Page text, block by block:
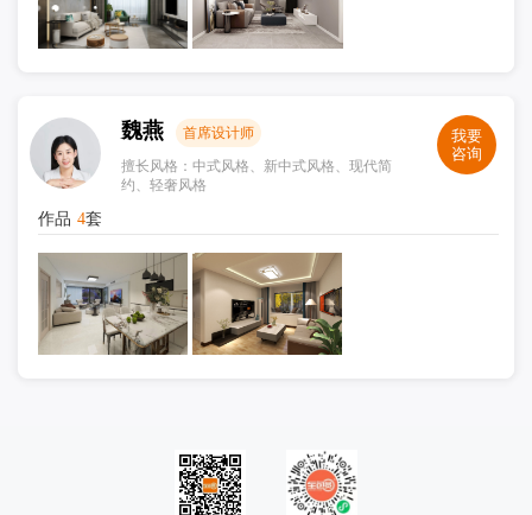
魏燕 首席设计师
我要
咨询
擅长风格：中式风格、新中式风格、现代简
约、轻奢风格
作品 4套